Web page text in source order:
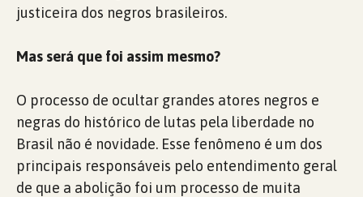
justiceira dos negros brasileiros.
Mas será que foi assim mesmo?
O processo de ocultar grandes atores negros e
negras do histórico de lutas pela liberdade no
Brasil não é novidade. Esse fenômeno é um dos
principais responsáveis pelo entendimento geral
de que a abolição foi um processo de muita